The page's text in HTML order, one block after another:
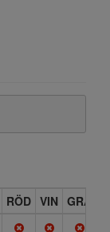
RÖD VIN GRÅ